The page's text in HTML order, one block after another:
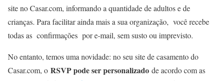
site no Casar.com, informando a quantidade de adultos e de
crianças. Para facilitar ainda mais a sua organização, você recebe
todas as confirmações por e-mail, sem susto ou imprevisto.
No entanto, temos uma novidade: no seu site de casamento do
Casar.com, o RSVP pode ser personalizado de acordo com as